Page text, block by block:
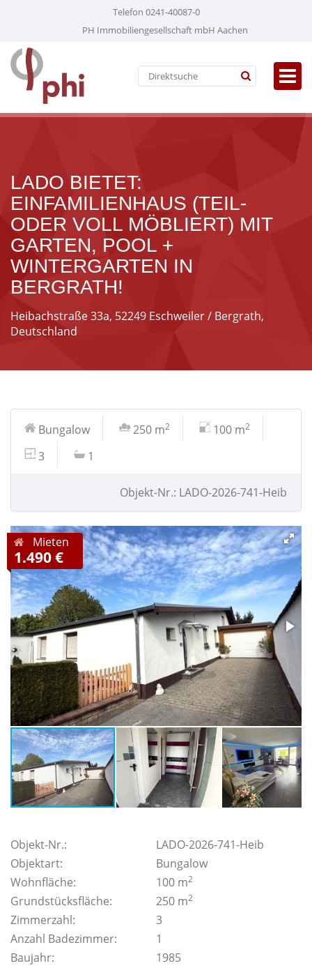
Telefon 0241-40087-0
PH Immobiliengesellschaft mbH Aachen
LADO BIETET:
EINFAMILIENHAUS (TEIL-
ODER VOLL MÖBLIERT) MIT
GARTEN, POOL +
WINTERGARTEN IN
BERGRATH!
Heibachstraße 33a, 52249 Eschweiler / Bergrath,
Deutschland
Bungalow 250 m2 100 m2
3 1
Objekt-Nr.: LADO-2026-741-Heib
Mieten
1.490 €
Objekt-Nr.:
LADO-2026-741-Heib
Objektart:
Bungalow
Wohnfläche:
100 m2
Grundstücksfläche: 250 m2
Zimmerzahl:
3
Anzahl Badezimmer:
1
Baujahr:
1985